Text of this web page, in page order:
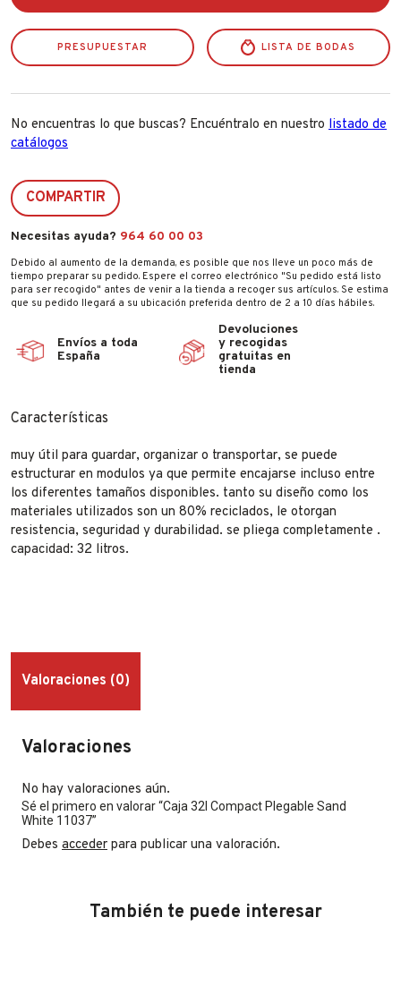
White
11037
cantidad
PRESUPUESTAR LISTA DE BODAS
No encuentras lo que buscas? Encuéntralo en nuestro listado de
catálogos
COMPARTIR
Necesitas ayuda? 964 60 00 03
Debido al aumento de la demanda, es posible que nos lleve un poco más de
tiempo preparar su pedido. Espere el correo electrónico "Su pedido está listo
para ser recogido" antes de venir a la tienda a recoger sus artículos. Se estima
que su pedido llegará a su ubicación preferida dentro de 2 a 10 días hábiles.
Envíos a toda
España
Devoluciones
y recogidas
gratuitas en
tienda
Características
muy útil para guardar, organizar o transportar, se puede
estructurar en modulos ya que permite encajarse incluso entre
los diferentes tamaños disponibles. tanto su diseño como los
materiales utilizados son un 80% reciclados, le otorgan
resistencia, seguridad y durabilidad. se pliega completamente .
capacidad: 32 litros.
Valoraciones (0)
Valoraciones
No hay valoraciones aún.
Sé el primero en valorar “Caja 32l Compact Plegable Sand
White 11037”
Debes acceder para publicar una valoración.
También te puede interesar